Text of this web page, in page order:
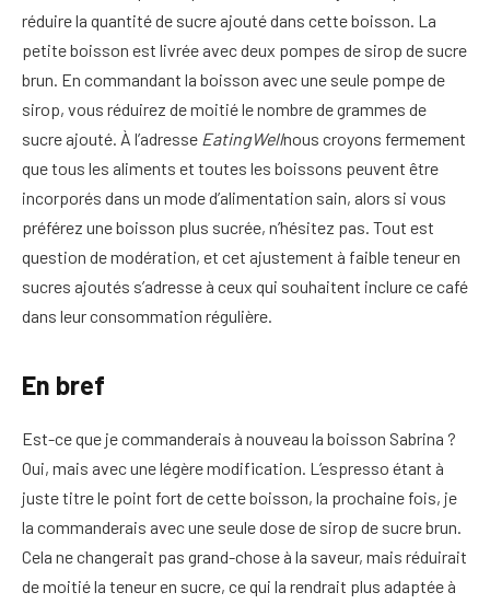
réduire la quantité de sucre ajouté dans cette boisson. La
petite boisson est livrée avec deux pompes de sirop de sucre
brun. En commandant la boisson avec une seule pompe de
sirop, vous réduirez de moitié le nombre de grammes de
sucre ajouté. À l’adresse EatingWellnous croyons fermement
que tous les aliments et toutes les boissons peuvent être
incorporés dans un mode d’alimentation sain, alors si vous
préférez une boisson plus sucrée, n’hésitez pas. Tout est
question de modération, et cet ajustement à faible teneur en
sucres ajoutés s’adresse à ceux qui souhaitent inclure ce café
dans leur consommation régulière.
En bref
Est-ce que je commanderais à nouveau la boisson Sabrina ?
Oui, mais avec une légère modification. L’espresso étant à
juste titre le point fort de cette boisson, la prochaine fois, je
la commanderais avec une seule dose de sirop de sucre brun.
Cela ne changerait pas grand-chose à la saveur, mais réduirait
de moitié la teneur en sucre, ce qui la rendrait plus adaptée à